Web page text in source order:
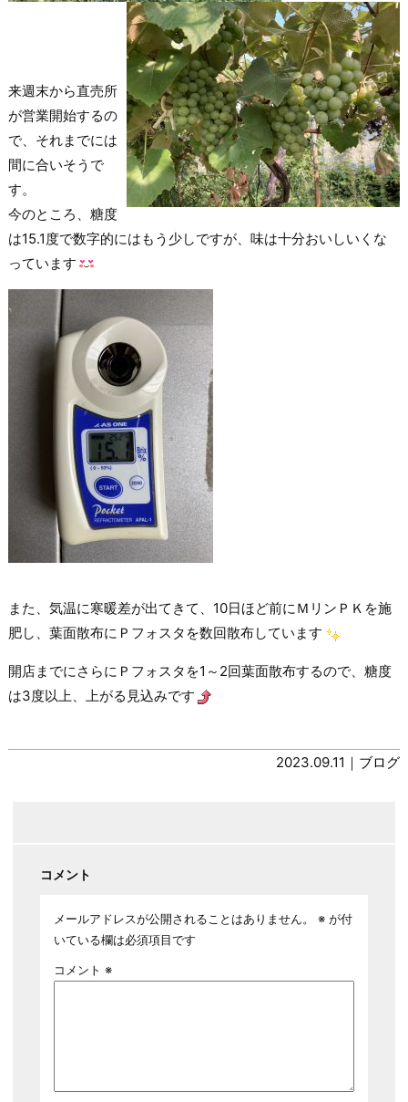
来週末から直売所
が営業開始するの
で、それまでには
間に合いそうで
す。
今のところ、糖度
は15.1度で数字的にはもう少しですが、味は十分おいしいくな
っています
また、気温に寒暖差が出てきて、10日ほど前にＭリンＰＫを施
肥し、葉面散布にＰフォスタを数回散布しています
開店までにさらにＰフォスタを1～2回葉面散布するので、糖度
は3度以上、上がる見込みです
2023.09.11｜ ブログ
コメント
メールアドレスが公開されることはありません。 ※が付
いている欄は必須項目です
コメント ※